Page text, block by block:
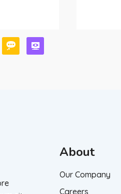
About
Our Company
Careers